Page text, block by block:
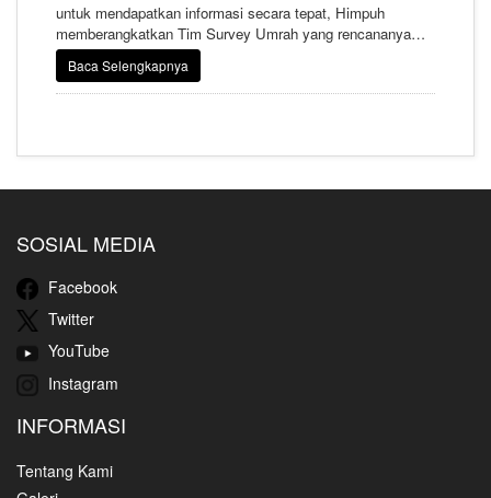
untuk mendapatkan informasi secara tepat, Himpuh
memberangkatkan Tim Survey Umrah yang rencananya
akan diberangkatkan besok, Ahad 22 November 2020.
Sekjen Himpuh, H. M. Firman Taufik P menambahkan,
bahwa keberangkatan Tim Survey Umrah Himpuh ini tujuan
jamaahnya secara massal. Seyogyanya tim ini berangkat
Baca Selengkapnya
SOSIAL MEDIA
Facebook
Twitter
YouTube
Instagram
INFORMASI
Tentang Kami